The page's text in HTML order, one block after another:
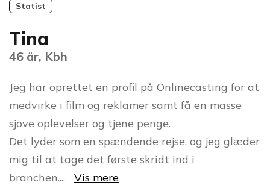
Statist
Tina
46 år, Kbh
Jeg har oprettet en profil på Onlinecasting for at
medvirke i film og reklamer samt få en masse
sjove oplevelser og tjene penge.
Det lyder som en spændende rejse, og jeg glæder
mig til at tage det første skridt ind i
branchen.... Vis mere